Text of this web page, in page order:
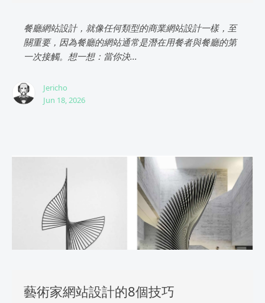
餐廳網站設計，就像任何類型的商業網站設計一樣，至
關重要，因為餐廳的網站通常是潛在用餐者與餐廳的第
一次接觸。想一想：當你決...
Jericho
Jun 18, 2026
藝術家網站設計的8個技巧